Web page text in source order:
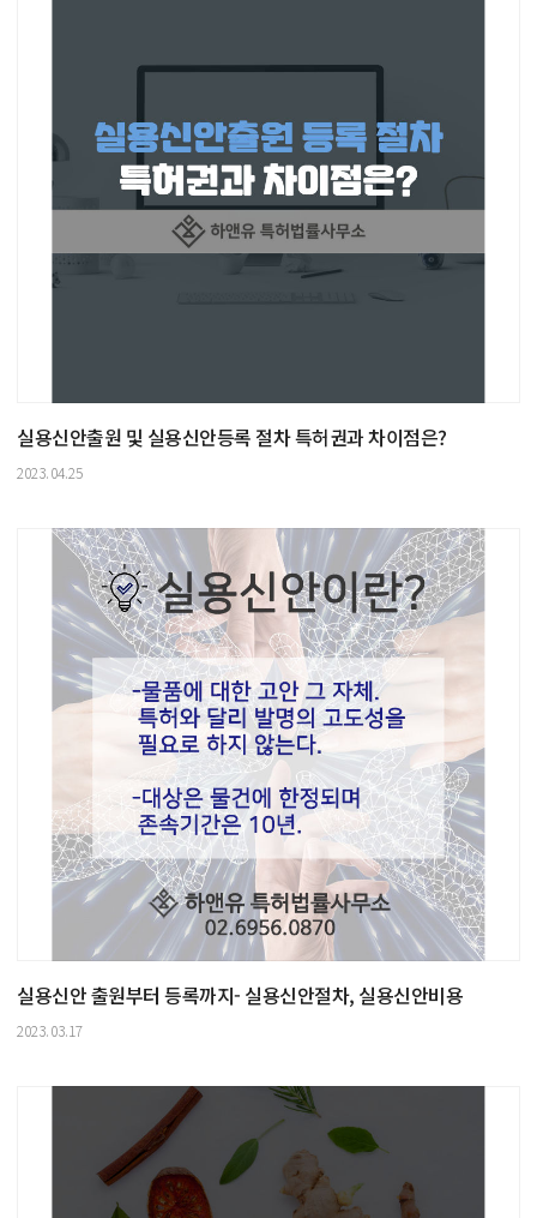
실용신안출원 및 실용신안등록 절차 특허권과 차이점은?
2023.04.25
실용신안 출원부터 등록까지- 실용신안절차, 실용신안비용
2023.03.17